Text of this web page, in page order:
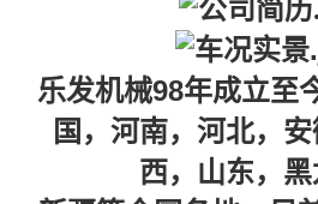
乐发机械98年成立至
国，河南，河北，
西，山东，黑